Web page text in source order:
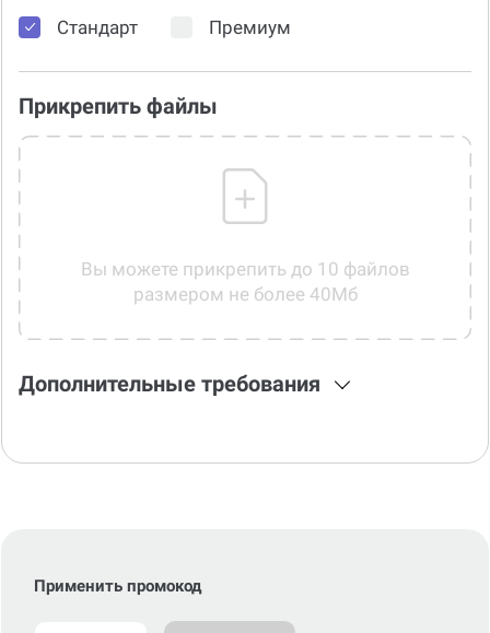
Стандарт Премиум
Прикрепить файлы
Вы можете прикрепить до 10 файлов
размером не более 40Мб
Дополнительные требования
Применить промокод